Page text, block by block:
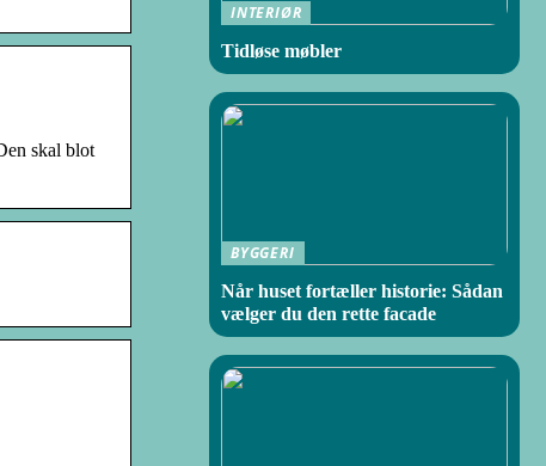
skal blot
INTERIØR
Tidløse møbler
BYGGERI
Når huset fortæller historie: Sådan
vælger du den rette facade